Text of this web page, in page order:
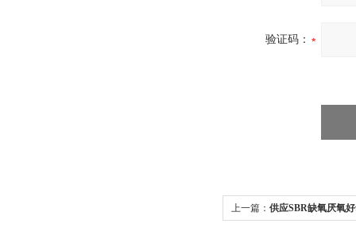
验证码：
上一篇： 供应SBR缺氧厌氧